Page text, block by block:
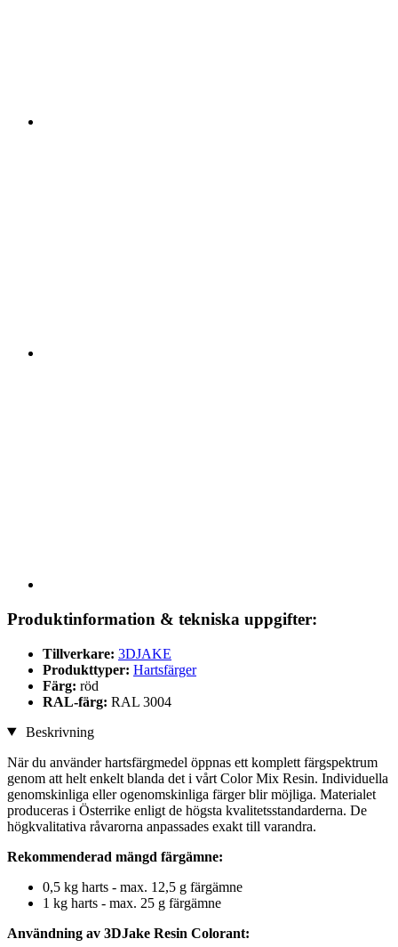
Produktinformation & tekniska uppgifter:
Tillverkare: 3DJAKE
Produkttyper: Hartsfärger
Färg: röd
RAL-färg: RAL 3004
Beskrivning
När du använder hartsfärgmedel öppnas ett komplett färgspektrum
genom att helt enkelt blanda det i vårt Color Mix Resin. Individuella
genomskinliga eller ogenomskinliga färger blir möjliga. Materialet
produceras i Österrike enligt de högsta kvalitetsstandarderna. De
högkvalitativa råvarorna anpassades exakt till varandra.
Rekommenderad mängd färgämne:
0,5 kg harts - max. 12,5 g färgämne
1 kg harts - max. 25 g färgämne
Användning av 3DJake Resin Colorant: